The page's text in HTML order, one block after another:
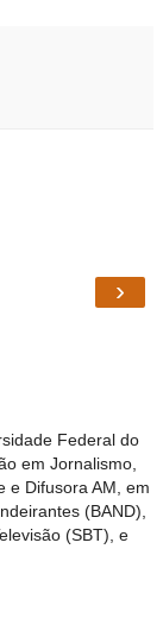
›
Federal do
em Jornalismo,
e Difusora AM, em
(BAND),
(SBT), e